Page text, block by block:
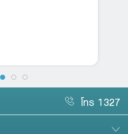
โทร 1327